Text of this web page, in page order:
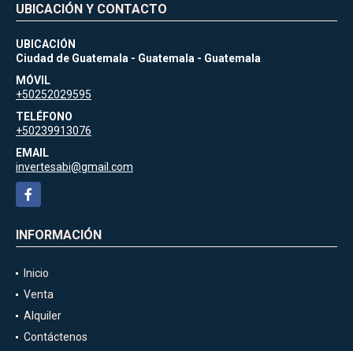
UBICACIÓN Y CONTACTO
UBICACIÓN
Ciudad de Guatemala - Guatemala - Guatemala
MÓVIL
+50252029595
TELÉFONO
+50239913076
EMAIL
invertesabi@gmail.com
Facebook
INFORMACIÓN
Inicio
Venta
Alquiler
Contáctenos